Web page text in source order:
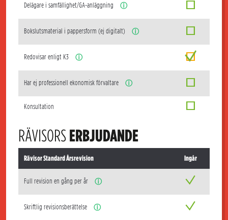
Delägare i samfällighet/GA-anläggning ⓘ
Bokslutsmaterial i pappersform (ej digitalt) ⓘ
Redovisar enligt K3 ⓘ
Har ej professionell ekonomisk förvaltare ⓘ
Konsultation
RÄVISORSERBJUDANDE
Rävisor Standard Årsrevision Ingår
Full revision en gång per år ⓘ
Skriftlig revisionsberättelse ⓘ